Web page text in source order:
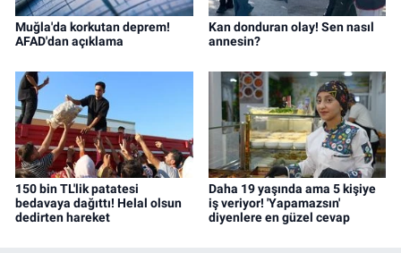
Muğla'da korkutan deprem!
AFAD'dan açıklama
Kan donduran olay! Sen nasıl
annesin?
150 bin TL'lik patatesi
bedavaya dağıttı! Helal olsun
dedirten hareket
Daha 19 yaşında ama 5 kişiye
iş veriyor! 'Yapamazsın'
diyenlere en güzel cevap